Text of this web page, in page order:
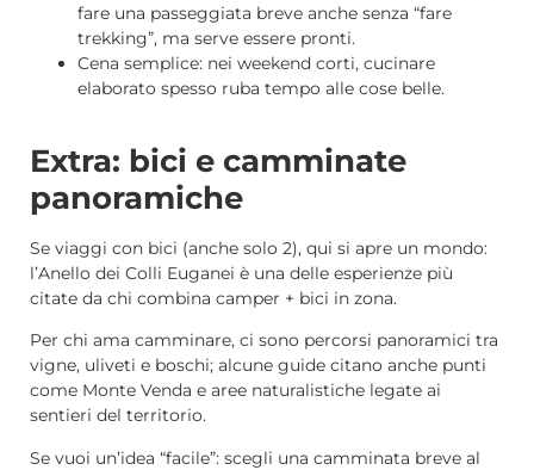
fare una passeggiata breve anche senza “fare
trekking”, ma serve essere pronti.
Cena semplice: nei weekend corti, cucinare
elaborato spesso ruba tempo alle cose belle.
Extra: bici e camminate
panoramiche
Se viaggi con bici (anche solo 2), qui si apre un mondo:
l’Anello dei Colli Euganei è una delle esperienze più
citate da chi combina camper + bici in zona.
Per chi ama camminare, ci sono percorsi panoramici tra
vigne, uliveti e boschi; alcune guide citano anche punti
come Monte Venda e aree naturalistiche legate ai
sentieri del territorio.
Se vuoi un’idea “facile”: scegli una camminata breve al